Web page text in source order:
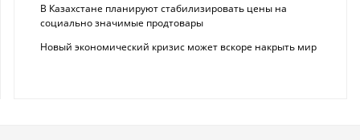
В Казахстане планируют стабилизировать цены на
социально значимые продтовары
Новый экономический кризис может вскоре накрыть мир